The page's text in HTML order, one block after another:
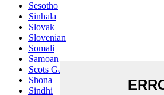
Sesotho
Sinhala
Slovak
Slovenian
Somali
Samoan
Scots Gaelic
Shona
Sindhi